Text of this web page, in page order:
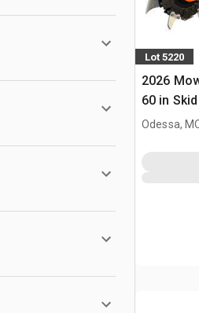
Lot 5220
2026
60 in
(Unused)
Odessa,